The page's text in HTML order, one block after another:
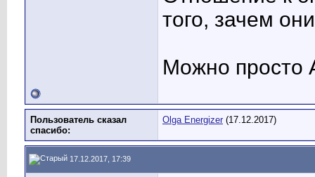
того, зачем
Можно просто
Пользователь сказал
cпасибо:
Olga Energizer (17.12.2017)
17.12.2017, 17:39